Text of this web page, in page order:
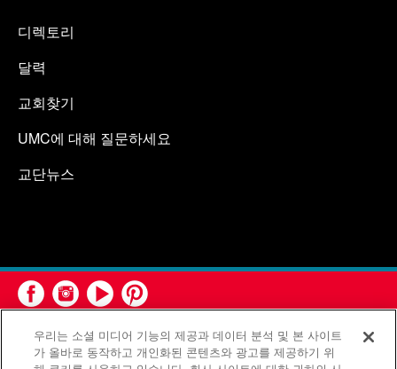
디렉토리
달력
교회찾기
UMC에 대해 질문하세요
교단뉴스
우리는 소셜 미디어 기능의 제공과 데이터 분석 및 본 사이트
가 올바로 동작하고 개인화된 콘텐츠와 광고를 제공하기 위